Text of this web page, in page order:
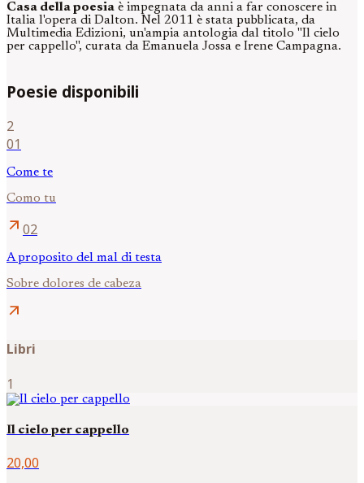
Casa della poesia è impegnata da anni a far conoscere in
Italia l'opera di Dalton. Nel 2011 è stata pubblicata, da
Multimedia Edizioni, un'ampia antologia dal titolo "Il cielo
per cappello", curata da Emanuela Jossa e Irene Campagna.
Poesie disponibili
2
01
Come te
Como tu
arrow_outward 02
A proposito del mal di testa
Sobre dolores de cabeza
arrow_outward
Libri
1
Il cielo per cappello
20,00